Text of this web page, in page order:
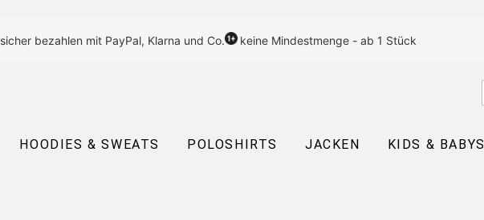
sicher bezahlen mit PayPal, Klarna und Co. keine Mindestmenge - ab 1 Stück
HOODIES & SWEATS POLOSHIRTS JACKEN KIDS & BABYS